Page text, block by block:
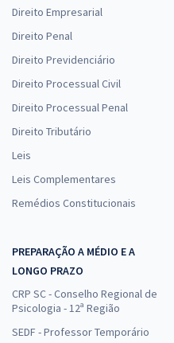
Direito Empresarial
Direito Penal
Direito Previdenciário
Direito Processual Civil
Direito Processual Penal
Direito Tributário
Leis
Leis Complementares
Remédios Constitucionais
PREPARAÇÃO A MÉDIO E A
LONGO PRAZO
CRP SC - Conselho Regional de
Psicologia - 12ª Região
SEDF - Professor Temporário